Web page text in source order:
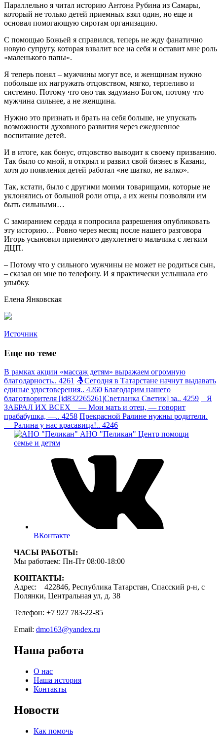
Параллельно я читал историю Антона Рубина из Самары,
который не только детей приемных взял один, но еще и
основал помогающую сиротам организацию.
С помощью Божьей я справился, теперь не жду фанатично
новую супругу, которая взвалит все на себя и оставит мне роль
«маленького папы».
Я теперь понял – мужчины могут все, и женщинам нужно
побольше их нагружать отцовством, мягко, терпеливо и
системно. Потому что оно так задумано Богом, потому что
мужчина сильнее, а не женщина.
Нужно это признать и брать на себя больше, не упускать
возможности духовного развития через ежедневное
воспитание детей.
И в итоге, как бонус, отцовство выводит к своему призванию.
Так было со мной, я открыл и развил свой бизнес в Казани,
хотя до появления детей работал «не шатко, не валко».
Так, кстати, было с другими моими товарищами, которые не
уклонялись от большой роли отца, а их жены позволяли им
быть сильными…
С замиранием сердца я попросила разрешения опубликовать
эту историю… Ровно через месяц после нашего разговора
Игорь усыновил приемного двухлетнего мальчика с легким
ДЦП.
– Потому что у сильного мужчины не может не родиться сын,
– сказал он мне по телефону. И я практически услышала его
улыбку.
Елена Янковская
Источник
Еще по теме
В рамках акции «массаж детям» выражаем огромную
благодарность.. 4261 🤱Сегодня в Татарстане начнут выдавать
единые удостоверения.. 4260 Благодарим нашего
благотворителя [id832265261|Светланка Светик] за.. 4259
Я
ЗАБРАЛ ИХ ВСЕХ — Мои мать и отец, — говорит
прабабушка, —.. 4258 Прекрасной Ралине нужны родители.
— Ралина у нас красавица!.. 4246
АНО "Пеликан" Центр помощи
семье и детям
ВКонтакте
ЧАСЫ РАБОТЫ:
Мы работаем: Пн-Пт 08:00-18:00
КОНТАКТЫ:
Адрес: 422846, Республика Татарстан, Спасский р-н, с
Полянки, Центральная ул, д. 38
Телефон: +7 927 783-22-85
Email: dmo163@yandex.ru
Наша работа
О нас
Наша история
Контакты
Новости
Как помочь